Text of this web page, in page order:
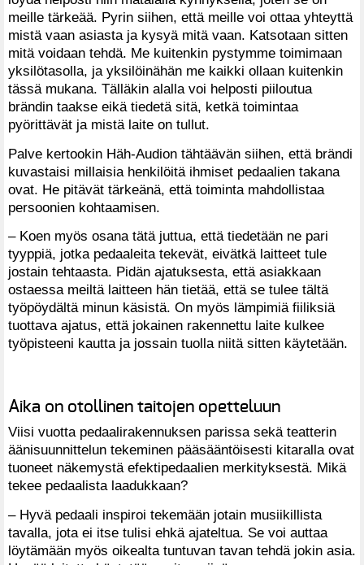
meille tärkeää. Pyrin siihen, että meille voi ottaa yhteyttä
mistä vaan asiasta ja kysyä mitä vaan. Katsotaan sitten
mitä voidaan tehdä. Me kuitenkin pystymme toimimaan
yksilötasolla, ja yksilöinähän me kaikki ollaan kuitenkin
tässä mukana. Tälläkin alalla voi helposti piiloutua
brändin taakse eikä tiedetä sitä, ketkä toimintaa
pyörittävät ja mistä laite on tullut.
Palve kertookin Häh-Audion tähtäävän siihen, että brändi
kuvastaisi millaisia henkilöitä ihmiset pedaalien takana
ovat. He pitävät tärkeänä, että toiminta mahdollistaa
persoonien kohtaamisen.
– Koen myös osana tätä juttua, että tiedetään ne pari
tyyppiä, jotka pedaaleita tekevät, eivätkä laitteet tule
jostain tehtaasta. Pidän ajatuksesta, että asiakkaan
ostaessa meiltä laitteen hän tietää, että se tulee tältä
työpöydältä minun käsistä. On myös lämpimiä fiiliksiä
tuottava ajatus, että jokainen rakennettu laite kulkee
työpisteeni kautta ja jossain tuolla niitä sitten käytetään.
Aika on otollinen taitojen opetteluun
Viisi vuotta pedaalirakennuksen parissa sekä teatterin
äänisuunnittelun tekeminen pääsääntöisesti kitaralla ovat
tuoneet näkemystä efektipedaalien merkityksestä. Mikä
tekee pedaalista laadukkaan?
– Hyvä pedaali inspiroi tekemään jotain musiikillista
tavalla, jota ei itse tulisi ehkä ajateltua. Se voi auttaa
löytämään myös oikealta tuntuvan tavan tehdä jokin asia.